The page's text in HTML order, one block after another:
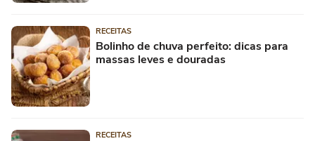
RECEITAS
Bolinho de chuva perfeito: dicas para
massas leves e douradas
RECEITAS